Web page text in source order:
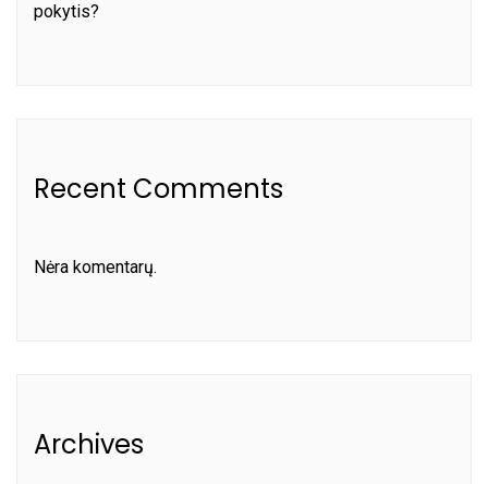
pokytis?
Recent Comments
Nėra komentarų.
Archives